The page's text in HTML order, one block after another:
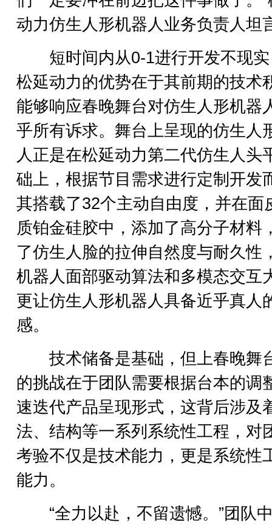
动力仿生人形机器人业务负责人坦
短时间内从0-1进行开发不现实
松延动力的优势在于其前期的技术
能够响应春晚舞台对仿生人形机器
乎所有诉求。舞台上呈现的仿生人
人正是在松延动力第二代仿生人头
础上，根据节目需求进行定制开发
其搭载了32个主动自由度，并在面
质铂金硅胶中，添加了高分子材料
了仿生人脸的拉伸自然度与耐久性
机器人面部驱动算法和多模态交互
更让仿生人形机器人具备近乎真人
感。
技术储备是基础，但上春晚舞
的挑战在于团队需要根据台本的调
速迭代产品呈现形式，这背后涉及
法、结构等一系列系统性工程，对
考验不仅是技术能力，更是系统性
能力。
“全力以赴，不留遗憾。”团队